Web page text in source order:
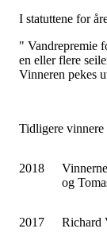
I statuttene for
" Vandrepremie
en eller flere
Vinneren pekes
Tidligere vinnere
2018
og
2017 Richard